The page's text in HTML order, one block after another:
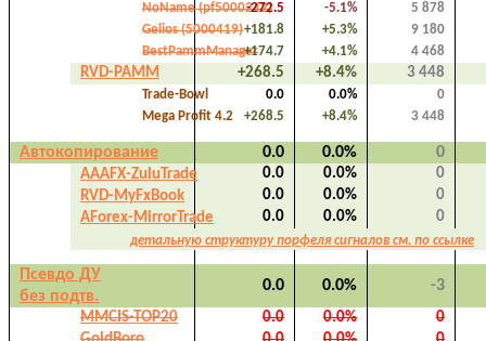
NoName (pf5000242)
-272.5 -5.1%
5 878
Gelios (5000419)+181.8 +5.3%
9 180
BestPammManager+174.7 +4.1% 4 468
RVD-PAMM +268.5 +8.4% 3 448
Trade-Bowl 0.0 0.0%
0
Mega Profit 4.2
+268.5 +8.4% 3 448
Автокопирование 0.0 0.0% 0
AAAFX-ZuluTrade 0.0 0.0%
0
RVD-MyFxBook
0.0 0.0%
0
AForex-MirrorTrade
0.0 0.0% 0
детальную структуру порфеля сигналов см. по ссылке
Псевдо ДУ
без подтв.
0.0 0.0% -3
MMCIS-TOP20 0.0 0.0%
0